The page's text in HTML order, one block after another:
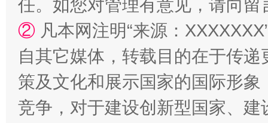
如何以同查同治破解风腐交织难题 养老服
任。如您对管理有意见，请向
② 凡本网注明“来源：
自其它媒体，转载目的在于传
策及文化和展示国家的国际形
竞争，对于建设创新型国家、